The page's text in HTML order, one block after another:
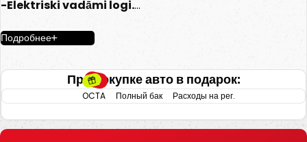
При покупке авто в подарок:
Расходы на рег.
Полный бак
OCTA
-Elektriski vadāmi logi.
-Gaisa kondicionieris.
-Radio/AUX/CD.
-Ford multimedija.
-Multifunkcionāla stūre.
-Vieglmetāla diski.
Подробнее